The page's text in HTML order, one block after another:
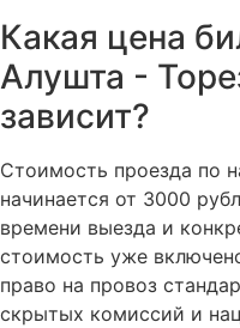
Какая цена
Алушта -
зависит?
Стоимость проезда по
начинается от 3000
времени выезда и
стоимость уже
право на провоз
скрытых комиссий и